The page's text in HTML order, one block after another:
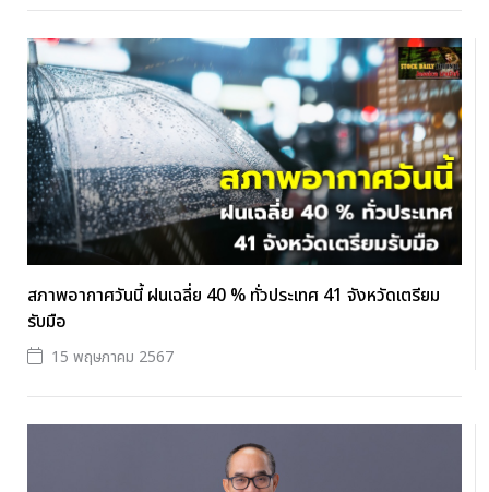
สภาพอากาศวันนี้ ฝนเฉลี่ย 40 % ทั่วประเทศ 41 จังหวัดเตรียม
รับมือ
15 พฤษภาคม 2567